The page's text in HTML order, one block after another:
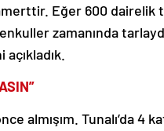
Eğer 600 dairelik
zamanında tarlaydı.
almışım. Tunalı’da 4